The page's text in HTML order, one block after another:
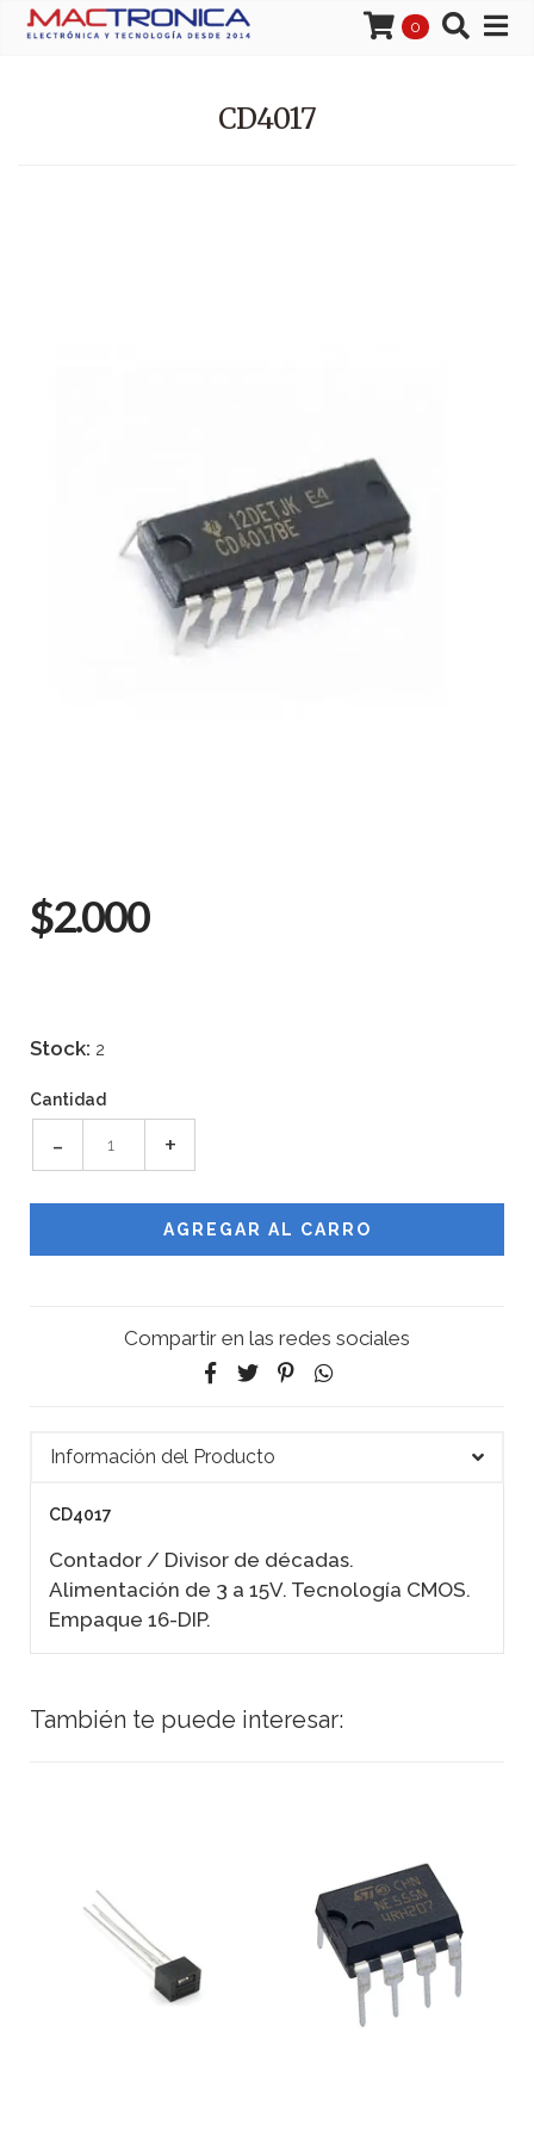
0
CD4017
$2.000
Stock: 2
Cantidad
- +
Compartir en las redes sociales
Información del Producto
CD4017
Contador / Divisor de décadas.
Alimentación de 3 a 15V. Tecnología CMOS.
Empaque 16-DIP.
También te puede interesar: